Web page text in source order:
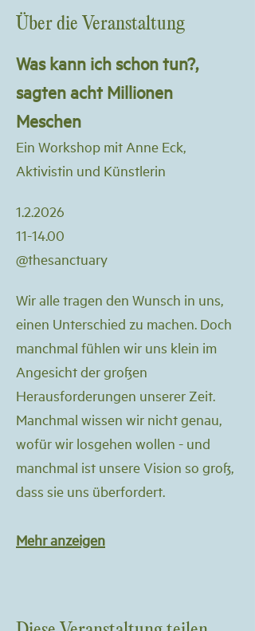
Über die Veranstaltung
Was kann ich schon tun?,
sagten acht Millionen
Meschen
Ein Workshop mit Anne Eck,
Aktivistin und Künstlerin
1.2.2026
11-14.00
@thesanctuary
Wir alle tragen den Wunsch in uns,
einen Unterschied zu machen. Doch
manchmal fühlen wir uns klein im
Angesicht der großen
Herausforderungen unserer Zeit.
Manchmal wissen wir nicht genau,
wofür wir losgehen wollen - und
manchmal ist unsere Vision so groß,
dass sie uns überfordert.
Mehr anzeigen